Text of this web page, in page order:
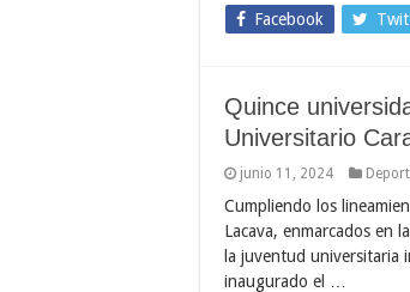
Facebook
Quince
Universitario
junio 11, 2024
Cumpliendo los
Lacava, enmarcados en
la juventud universitaria
inaugurado el …